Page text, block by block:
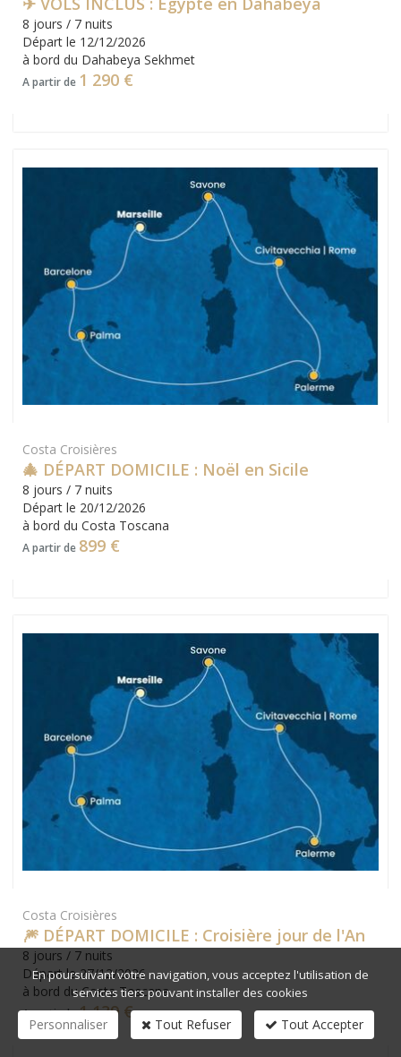
8 jours / 7 nuits
Départ le 12/12/2026
à bord du Dahabeya Sekhmet
A partir de 1 290 €
Costa Croisières
🎄 DÉPART DOMICILE : Noël en Sicile
8 jours / 7 nuits
Départ le 20/12/2026
à bord du Costa Toscana
A partir de 899 €
Costa Croisières
🎆 DÉPART DOMICILE : Croisière jour de l'An
8 jours / 7 nuits
Départ le 27/12/2026
à bord du Costa Toscana
A partir de1 139 €
En poursuivant votre navigation, vous acceptez l'utilisation de
services tiers pouvant installer des cookies
Personnaliser Tout Refuser Tout Accepter